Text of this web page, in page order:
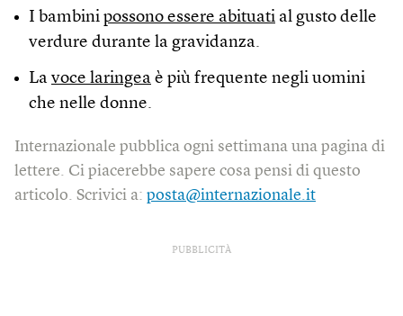
I bambini possono essere abituati al gusto delle
verdure durante la gravidanza.
La voce laringea è più frequente negli uomini
che nelle donne.
Internazionale pubblica ogni settimana una pagina di
lettere. Ci piacerebbe sapere cosa pensi di questo
articolo. Scrivici a: posta@internazionale.it
PUBBLICITÀ